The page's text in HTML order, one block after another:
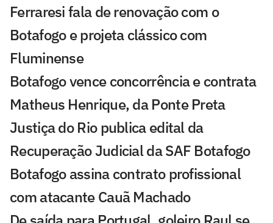
Ferraresi fala de renovação com o
Botafogo e projeta clássico com
Fluminense
Botafogo vence concorrência e contrata
Matheus Henrique, da Ponte Preta
Justiça do Rio publica edital da
Recuperação Judicial da SAF Botafogo
Botafogo assina contrato profissional
com atacante Cauã Machado